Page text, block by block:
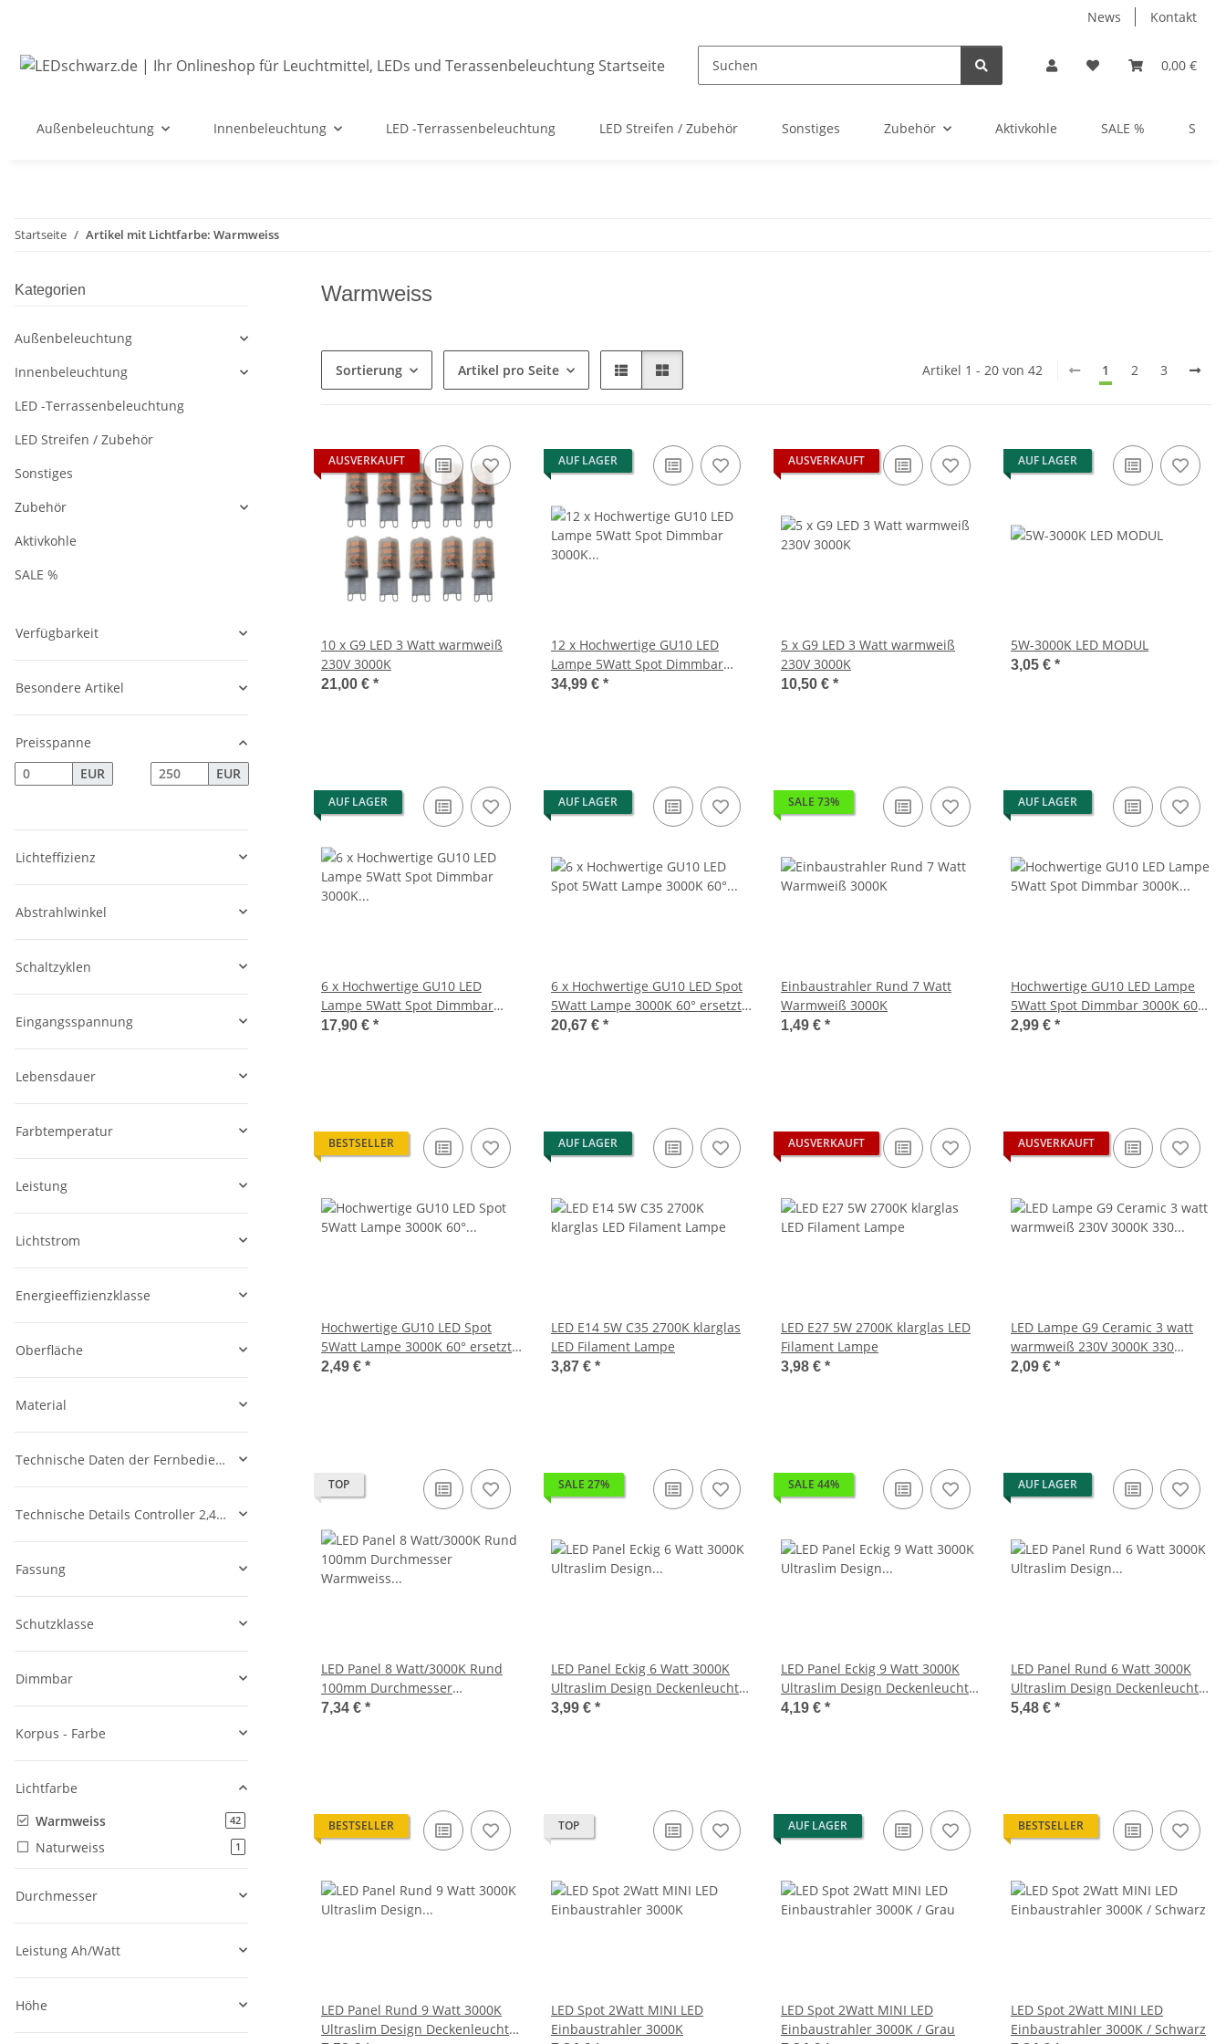
News Kontakt
0,00 €
Außenbeleuchtung Innenbeleuchtung LED -Terrassenbeleuchtung LED Streifen / Zubehör Sonstiges Zubehör Aktivkohle SALE %
Startseite Artikel mit Lichtfarbe: Warmweiss
Warmweiss
Sortierung Artikel pro Seite Artikel 1 - 20 von 42 1 2 3
AUSVERKAUFT
10 x G9 LED 3 Watt warmweiß
230V 3000K
21,00 € *
AUF LAGER
12 x Hochwertige GU10 LED
Lampe 5Watt Spot Dimmbar
3000K 60° ersetzt 40W Hlg.
34,99 € *
AUSVERKAUFT
5 x G9 LED 3 Watt warmweiß
230V 3000K
10,50 € *
AUF LAGER
5W-3000K LED MODUL
3,05 € *
AUF LAGER
6 x Hochwertige GU10 LED
Lampe 5Watt Spot Dimmbar
3000K 60° ersetzt 40W Hlg.
17,90 € *
AUF LAGER
6 x Hochwertige GU10 LED Spot
5Watt Lampe 3000K 60° ersetzt
35W Hlg.
20,67 € *
SALE 73%
Einbaustrahler Rund 7 Watt
Warmweiß 3000K
1,49 € *
AUF LAGER
Hochwertige GU10 LED Lampe
5Watt Spot Dimmbar 3000K 60°
ersetzt 40W Hlg.
2,99 € *
BESTSELLER
Hochwertige GU10 LED Spot
5Watt Lampe 3000K 60° ersetzt
35W Hlg.
2,49 € *
AUF LAGER
LED E14 5W C35 2700K klarglas
LED Filament Lampe
3,87 € *
AUSVERKAUFT
LED E27 5W 2700K klarglas LED
Filament Lampe
3,98 € *
AUSVERKAUFT
LED Lampe G9 Ceramic 3 watt
warmweiß 230V 3000K 330
Lumen
2,09 € *
TOP
LED Panel 8 Watt/3000K Rund
100mm Durchmesser
Warmweiss Neu Design Einbau
7,34 € *
SALE 27%
LED Panel Eckig 6 Watt 3000K
Ultraslim Design Deckenleuchte
Einbau Decken Lampe 230V
3,99 € *
SALE 44%
LED Panel Eckig 9 Watt 3000K
Ultraslim Design Deckenleuchte
Einbau Decken Lampe 230V
4,19 € *
AUF LAGER
LED Panel Rund 6 Watt 3000K
Ultraslim Design Deckenleuchte
Einbau Decken Lampe 230V
5,48 € *
BESTSELLER
LED Panel Rund 9 Watt 3000K
Ultraslim Design Deckenleuchte
TOP
LED Spot 2Watt MINI LED
Einbaustrahler 3000K
AUF LAGER
LED Spot 2Watt MINI LED
Einbaustrahler 3000K / Grau
BESTSELLER
LED Spot 2Watt MINI LED
Einbaustrahler 3000K / Schwarz
Kategorien
Außenbeleuchtung
Innenbeleuchtung
LED -Terrassenbeleuchtung
LED Streifen / Zubehör
Sonstiges
Zubehör
Aktivkohle
SALE %
Verfügbarkeit
Besondere Artikel
Preisspanne
EUR
EUR
Lichteffizienz
Abstrahlwinkel
Schaltzyklen
Eingangsspannung
Lebensdauer
Farbtemperatur
Leistung
Lichtstrom
Energieeffizienzklasse
Oberfläche
Material
Technische Daten der Fernbedienung
Technische Details Controller 2,4GHz
Fassung
Schutzklasse
Dimmbar
Korpus - Farbe
Lichtfarbe
Warmweiss
42Artikel gefunden
Naturweiss 1Artikel gefunden
Durchmesser
Leistung Ah/Watt
Höhe